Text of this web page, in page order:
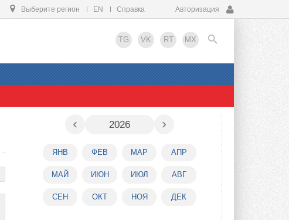
Выберите регион EN Справка Авторизация
TG VK RT MX
EN
‹ 2026 ›
ЯНВ ФЕВ МАР АПР
МАЙ ИЮН ИЮЛ АВГ
СЕН ОКТ НОЯ ДЕК